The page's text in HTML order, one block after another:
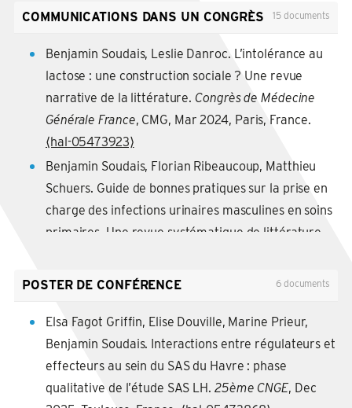
le 2e cycle ?.Exercer. La revue francophone de
⟨10.56746/EXERCER.2025.216.376⟩ .⟨hal-05483879⟩
Mathieu Lorenzo, Maud Pouillon, Jl Thebault,
Antonio Lopez, Benjamin Soudais, et al.. Quelles
sont les situations de départ prévalentes en
médecine générale pour le 2e cycle ? Procédure de
sélection pour aboutir à un référentiel.Exercer. La
revue francophone de médecine générale, 2025, 36
(216), pp.376-382.
⟨10.56746/EXERCER.2025.216.376⟩. ⟨hal-05473711⟩
Perrotte, Paul Thillard, et al.. Un partenariat entre
appréhender les émotions..Exercer. La revue
francophone de médecine générale, 2025, 36 (212),
pp.184-190.⟨10.56746/EXERCER.2025.212.184⟩
05483853⟩
COMMUNICATIONS DANS UN CONGRÈS 15 documents
Benjamin Soudais, Leslie Danroc. L’intolérance au
lactose : une construction sociale ? Une revue
narrative de la littérature.Congrès de Médecine
Générale France, CMG, Mar 2024, Paris, France.
⟨hal-05473923⟩
Benjamin Soudais, Florian Ribeaucoup, Matthieu
Schuers. Guide de bonnes pratiques sur la prise en
charge des infections urinaires masculines en soins
primaires. Une revue systématique de littérature.
CNGE, Dec 2023, Lyon, France.
⟨hal-05473930⟩
Vella. Fluoroquinolones ou pas ?.Congrès du
Collège National des Généralistes Enseignants,
CNGE, Nov 2023, Lyon, France.⟨hal-04533826⟩
Benjamin Soudais. Mesure au cabinet / automesure
POSTER DE CONFÉRENCE 6 documents
Elsa Fagot Griffin, Elise Douville, Marine Prieur,
Benjamin Soudais. Interactions entre régulateurs et
effecteurs au sein du SAS du Havre : phase
qualitative de l’étude SAS LH. 25ème CNGE, Dec